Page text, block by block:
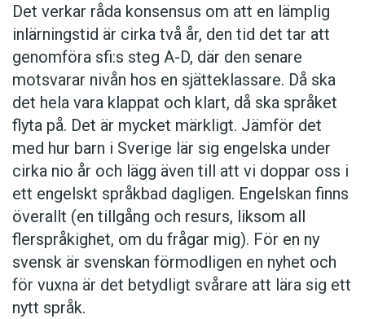
Det verkar råda konsensus om att en lämplig
inlärningstid är cirka två år, den tid det tar att
genomföra sfi:s steg A-D, där den senare
motsvarar nivån hos en sjätteklassare. Då ska
det hela vara klappat och klart, då ska språket
flyta på. Det är mycket märkligt. Jämför det
med hur barn i Sverige lär sig engelska under
cirka nio år och lägg även till att vi doppar oss i
ett engelskt språkbad dagligen. Engelskan finns
överallt (en tillgång och resurs, liksom all
flerspråkighet, om du frågar mig). För en ny
svensk är svenskan förmodligen en nyhet och
för vuxna är det betydligt svårare att lära sig ett
nytt språk.